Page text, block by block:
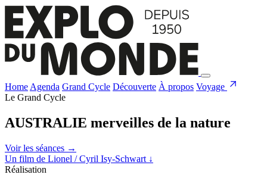
Home Agenda Grand Cycle Découverte À propos Voyage
Le Grand Cycle
AUSTRALIE merveilles de la nature
Voir les séances →
Un film de Lionel / Cyril Isy-Schwart ↓
Réalisation